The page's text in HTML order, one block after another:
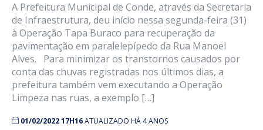
A Prefeitura Municipal de Conde, através da Secretaria
de Infraestrutura, deu início nessa segunda-feira (31)
à Operação Tapa Buraco para recuperação da
pavimentação em paralelepípedo da Rua Manoel
Alves. Para minimizar os transtornos causados por
conta das chuvas registradas nos últimos dias, a
prefeitura também vem executando a Operação
Limpeza nas ruas, a exemplo […]
01/02/2022 17H16ATUALIZADO HÁ 4 ANOS